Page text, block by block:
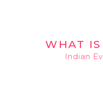
WHAT
Indian